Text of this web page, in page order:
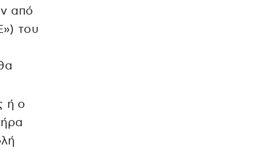
από
του
ή ο